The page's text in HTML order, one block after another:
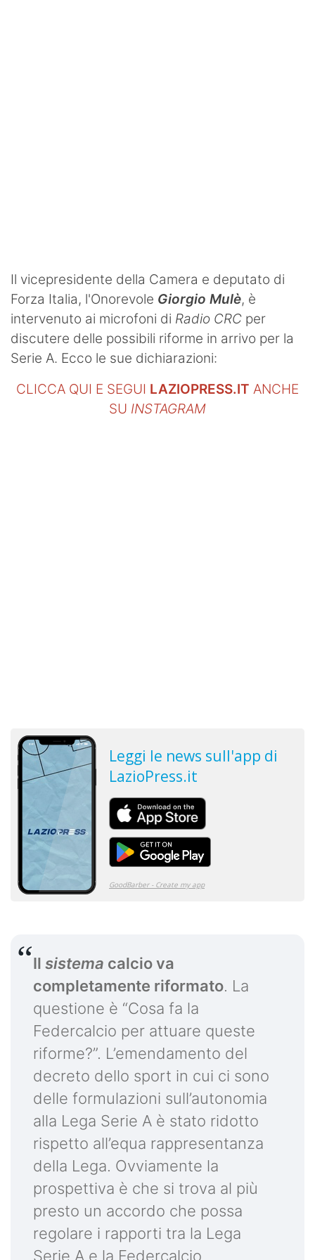
Il vicepresidente della Camera e deputato di
Forza Italia, l'Onorevole Giorgio Mulè, è
intervenuto ai microfoni di Radio CRC per
discutere delle possibili riforme in arrivo per la
Serie A. Ecco le sue dichiarazioni:
CLICCA QUI E SEGUI LAZIOPRESS.IT ANCHE
SU INSTAGRAM
Il sistema calcio va
completamente riformato. La
questione è “Cosa fa la
Federcalcio per attuare queste
riforme?”. L’emendamento del
decreto dello sport in cui ci sono
delle formulazioni sull’autonomia
alla Lega Serie A è stato ridotto
rispetto all’equa rappresentanza
della Lega. Ovviamente la
prospettiva è che si trova al più
presto un accordo che possa
regolare i rapporti tra la Lega
Serie A e la Federcalcio